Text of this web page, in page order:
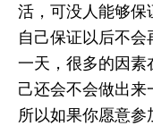
活，可没人能够保
自己保证以后不
一天，很多的因素
己还会不会做出来
所以如果你愿意